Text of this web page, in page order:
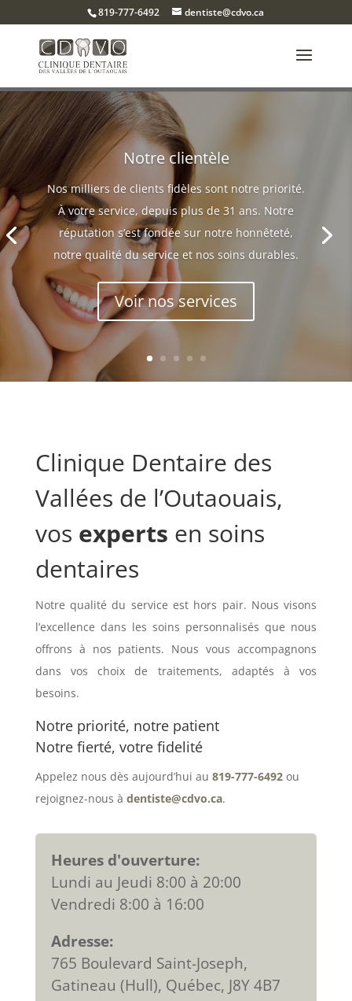
819-777-6492 dentiste@cdvo.ca
Notre clientèle
Nos milliers de clients fidèles sont notre priorité.
À votre service, depuis plus de 31 ans. Notre
réputation s’est fondée sur notre honnêteté,
notre qualité du service et nos soins durables.
Voir nos services
Clinique Dentaire des
Vallées de l’Outaouais,
vos experts en soins
dentaires
Notre qualité du service est hors pair. Nous visons
l’excellence dans les soins personnalisés que nous
offrons à nos patients. Nous vous accompagnons
dans vos choix de traitements, adaptés à vos
besoins.
Notre priorité, notre patient
Notre fierté, votre fidelité
Appelez nous dès aujourd’hui au 819-777-6492ou
rejoignez-nous à dentiste@cdvo.ca.
Heures d'ouverture:
Lundi au Jeudi 8:00 à 20:00
Vendredi 8:00 à 16:00
Adresse:
765 Boulevard Saint-Joseph,
Gatineau (Hull), Québec, J8Y 4B7